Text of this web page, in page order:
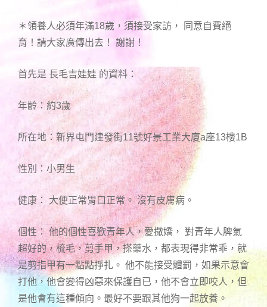
＊領養人必須年滿18歲，須接受家訪， 同意自費絕
育！請大家廣傳出去！ 謝謝！
首先是 長毛吉娃娃 的資料：
年齡：約3歲
所在地：新界屯門建發街11號好景工業大廈a座13樓1B
性別：小男生
健康： 大便正常胃口正常。 沒有皮膚病。
個性： 他的個性喜歡青年人，愛撒嬌， 對青年人脾氣
超好的，梳毛，剪手甲，搽藥水，都表現得非常乖，就
是剪指甲有一點點掙扎。 他不能接受體罰，如果示意會
打他，他會變得凶惡來保護自已，他不會立即咬人，但
是他會有這種傾向。最好不要跟其他狗一起放養。